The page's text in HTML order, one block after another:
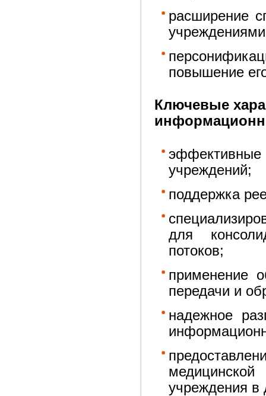
расширение
повышение
Ключевые
учреждений;
поддержка
для
потоков;
применение
передачи и
надежное
учреждения в